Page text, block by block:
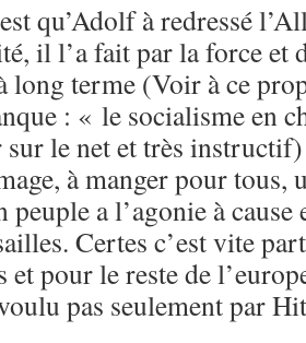
qu’Adolf à redressé
il l’a fait par la force et
long terme (Voir à ce
: « le socialisme en
le net et très
à manger pour tous,
peuple a l’agonie à
Certes c’est vite
et pour le reste de
pas seulement par